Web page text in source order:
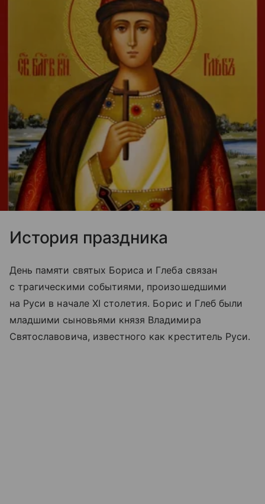
История праздника
День памяти святых Бориса и Глеба связан
с трагическими событиями, произошедшими
на Руси в начале XI столетия. Борис и Глеб были
младшими сыновьями князя Владимира
Святославовича, известного как креститель Руси.